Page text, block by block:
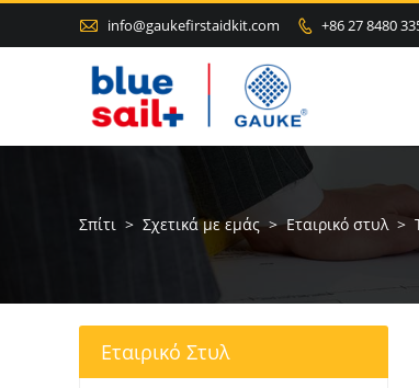
 info@gaukefirstaidkit.com  +86 27 8480
Σπίτι > Σχετικά με εμάς > Εταιρικό στυλ >
Εταιρικό Στυλ